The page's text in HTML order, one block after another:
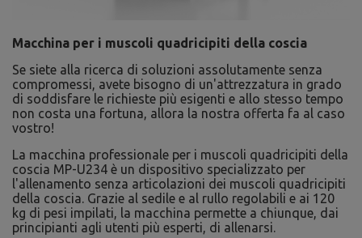
Macchina per i muscoli quadricipiti della coscia
Se siete alla ricerca di soluzioni assolutamente senza
compromessi, avete bisogno di un'attrezzatura in grado
di soddisfare le richieste più esigenti e allo stesso tempo
non costa una fortuna, allora la nostra offerta fa al caso
vostro!
La macchina professionale per i muscoli quadricipiti della
coscia MP-U234 è un dispositivo specializzato per
l'allenamento senza articolazioni dei muscoli quadricipiti
della coscia. Grazie al sedile e al rullo regolabili e ai 120
kg di pesi impilati, la macchina permette a chiunque, dai
principianti agli utenti più esperti, di allenarsi.